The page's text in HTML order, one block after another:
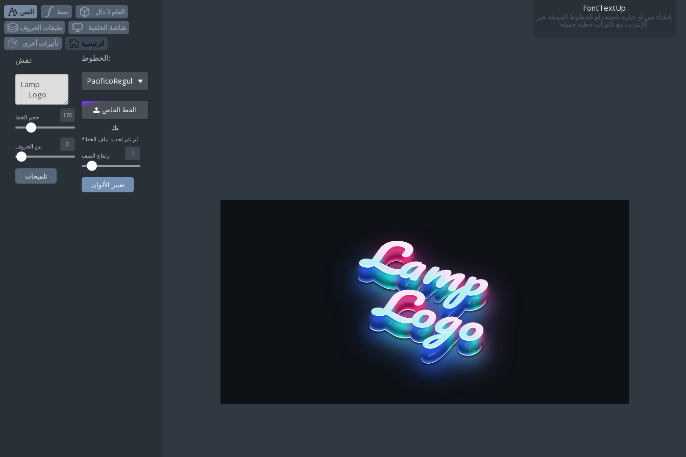
FontTextUp
إنشاء نص أو عبارة باستخدام الخطوط الجميلة عبر
الإنترنت مع تأثيرات خطية جميلة.